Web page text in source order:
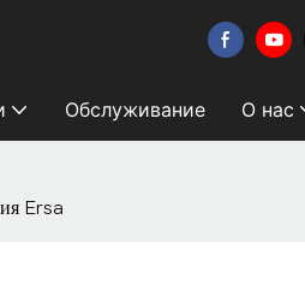
Обслуживание О нас
Ersa